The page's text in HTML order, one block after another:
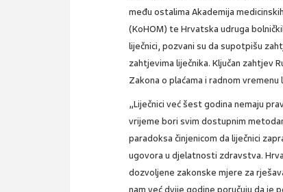
među ostalima Akademija
(KoHOM) te Hrvatska udruga
liječnici, pozvani su da supotpišu
zahtjevima liječnika. Ključan zahtjev
Zakona o plaćama i radnom
„Liječnici već šest godina nemaju
vrijeme bori svim dostupnim
paradoksa činjenicom da liječnici
ugovora u djelatnosti zdravstva.
dozvoljene zakonske mjere za
nam već dvije godine poručuju da